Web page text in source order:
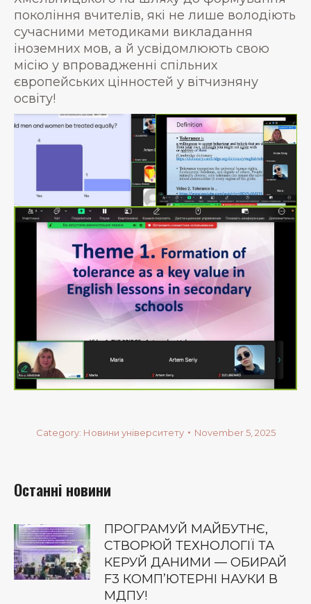
покоління вчителів, які не лише володіють
сучасними методиками викладання
іноземних мов, а й усвідомлюють свою
місію у впровадженні спільних
європейських цінностей у вітчизняну
освіту!
Category: Новини університету November 5, 2025
Останні новини
ПРОГРАМУЙ МАЙБУТНЄ,
СТВОРЮЙ ТЕХНОЛОГІЇ ТА
КЕРУЙ ДАНИМИ — ОБИРАЙ
F3 КОМП’ЮТЕРНІ НАУКИ В
МДПУ!